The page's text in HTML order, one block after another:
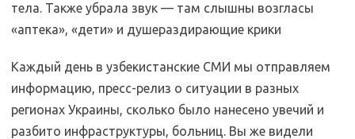
тела. Также убрала звук — там слышны возгласы
«аптека», «дети» и душераздирающие крики
Каждый день в узбекистанские СМИ мы отправляем
информацию, пресс-релиз о ситуации в разных
регионах Украины, сколько было нанесено увечий и
разбито инфраструктуры, больниц. Вы же видели